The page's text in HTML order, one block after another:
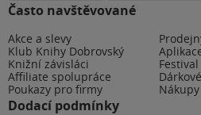
Často navštěvované
Akce a slevy
Klub Knihy Dobrovský
Knižní závisláci
Affiliate spolupráce
Poukazy pro firmy
Dodací podmínky